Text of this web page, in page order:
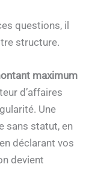
questions, il
structure.
maximum
d’affaires
Une
sans statut, en
déclarant vos
devient